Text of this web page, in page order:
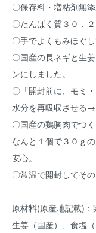
〇保存料・増粘剤無
〇たんぱく質３０．
〇手でよくもみほぐ
〇国産の長ネギと生
ンにしました。
〇「開封前に、モミ
水分を再吸収させる→
〇国産の鶏胸肉でつ
なんと１個で３０ｇ
安心。
〇常温で開封してそ
原材料(原産地記載)：
生姜（国産）、食塩（